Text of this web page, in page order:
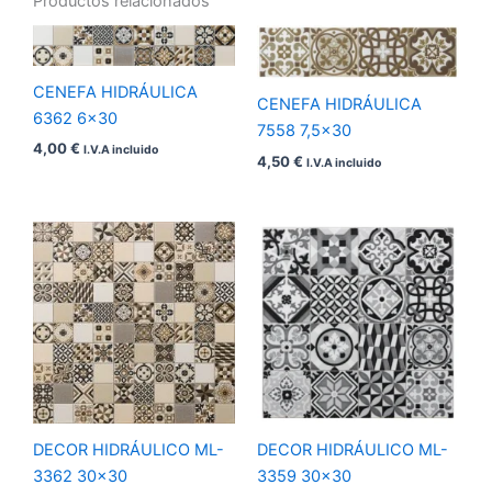
de 5
CENEFA HIDRÁULICA
6362 6×30
4,00€ I.V.A incluido
CENEFA HIDRÁULICA
7558 7,5×30
4,50€ I.V.A incluido
DECOR HIDRÁULICO ML-
3362 30×30
DECOR HIDRÁULICO ML-
3359 30×30